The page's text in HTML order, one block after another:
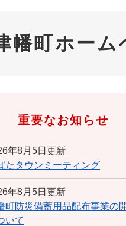
幡町ホーム
重要なお知らせ
年8月5日更新
たタウンミーティング
年8月5日更新
町防災備蓄用品配布事業の
いて